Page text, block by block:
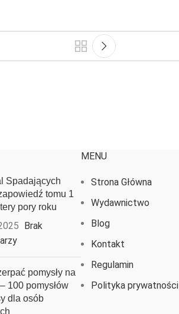
Spadających
tomu 1
pory roku
Brak
pomysły na
100 pomysłów
dla osób
MENU
Strona Główna
Wydawnictwo
Blog
Kontakt
Regulamin
Polityka prywatności